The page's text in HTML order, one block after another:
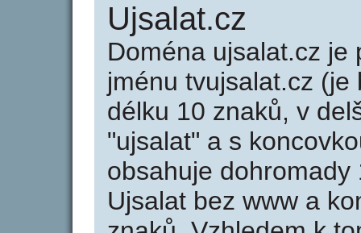
Ujsalat.cz
Doména ujsalat.cz je
jménu tvujsalat.cz
délku 10 znaků, v
"ujsalat" a s
obsahuje
Ujsalat bez www a